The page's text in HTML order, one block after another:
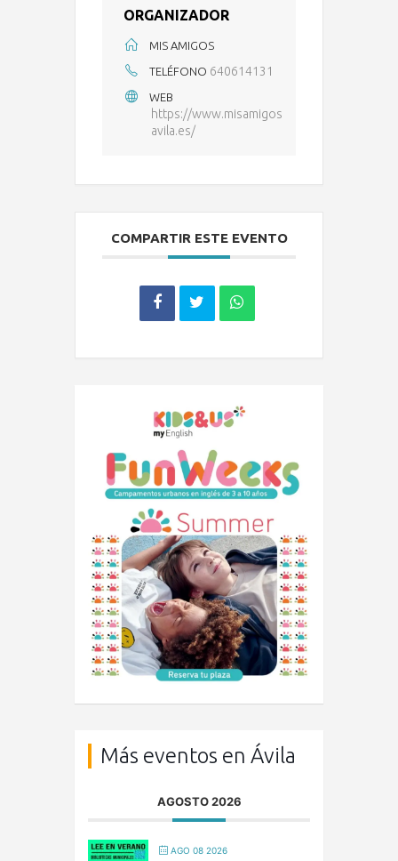
ORGANIZADOR
MIS AMIGOS
TELÉFONO 640614131
WEB
https://www.misamigos
avila.es/
COMPARTIR ESTE EVENTO
Más eventos en Ávila
AGOSTO 2026
AGO 08 2026